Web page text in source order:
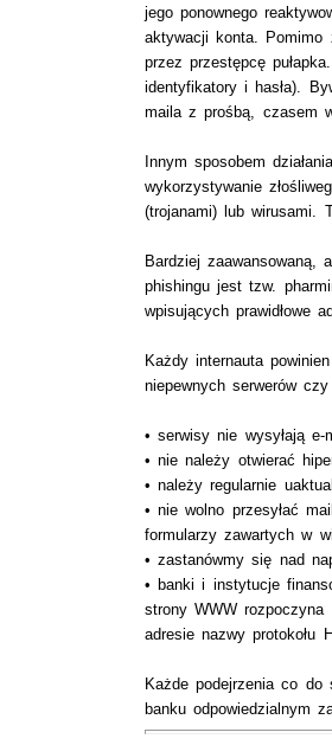
jego ponownego
aktywacji konta. Pomimo
przez przestępcę
identyfikatory i hasła).
maila z prośbą, czasem
Innym sposobem
wykorzystywanie
(trojanami) lub wirusami.
Bardziej
phishingu jest tzw.
wpisujących prawidłowe
Każdy internauta
niepewnych serwerów
• serwisy nie wysyłają
• nie należy otwierać
• należy regularnie
• nie wolno przesyłać
formularzy zawartych w
• zastanówmy się nad
• banki i instytucje
strony WWW
adresie nazwy protokołu
Każde podejrzenia co do
banku odpowiedzialnym